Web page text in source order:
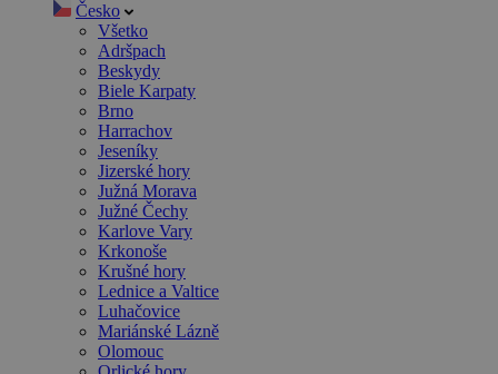
Česko
Všetko
Adršpach
Beskydy
Biele Karpaty
Brno
Harrachov
Jeseníky
Jizerské hory
Južná Morava
Južné Čechy
Karlove Vary
Krkonoše
Krušné hory
Lednice a Valtice
Luhačovice
Mariánské Lázně
Olomouc